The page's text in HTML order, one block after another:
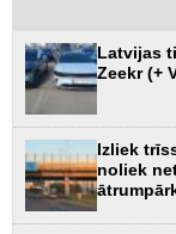
Latvijas
Zeekr (+
Izliek
noliek